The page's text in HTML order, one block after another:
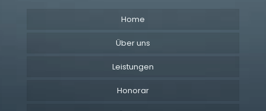
Home
Über uns
Leistungen
Honorar